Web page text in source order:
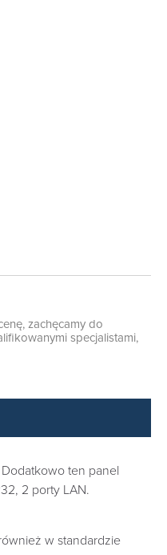
zachęcamy do
specjalistami,
ten panel
2 porty LAN.
w standardzie